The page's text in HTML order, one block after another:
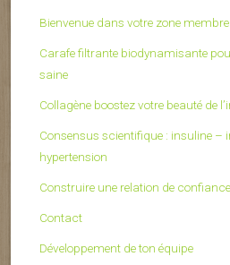
Bienvenue dans votre zone membre
Carafe filtrante biodynamisante
saine
Collagène boostez votre beauté de
Consensus scientifique : insuline
hypertension
Construire une relation de
Contact
Développement de ton équipe